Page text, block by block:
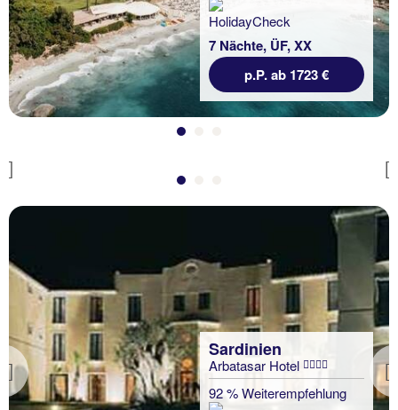
7 Nächte, ÜF, XX
p.P. ab 1723 €
Previous
100 % Weiterempfehlung
7 Nächte, ÜF, XX
p.P. ab 621 €
Previous
Sardinien
Arbatasar Hotel
92 % Weiterempfehlung